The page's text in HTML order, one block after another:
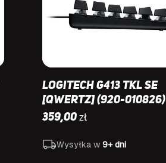
Logitech G413 TKL SE
[QWERTZ] (920-010826)
359,00 zł
Wysyłka w 9+ dni